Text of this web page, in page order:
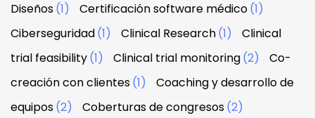
Diseños(1) Certificación software médico(1)
Ciberseguridad(1) Clinical Research(1)
Clinical
trial feasibility(1) Clinical trial monitoring(2)
Co-
creación con clientes(1)
Coaching y desarrollo de
equipos(2) Coberturas de congresos(2)